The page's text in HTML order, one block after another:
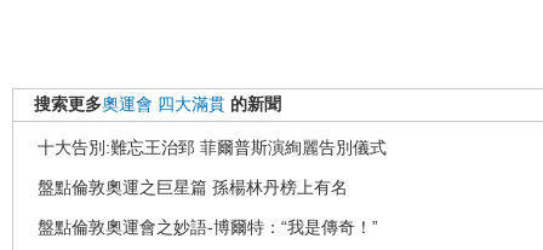
搜索更多奧運會 四大滿貫 的新聞
十大告別:難忘王治郅 菲爾普斯演絢麗告別儀式
盤點倫敦奧運之巨星篇 孫楊林丹榜上有名
盤點倫敦奧運會之妙語-博爾特：“我是傳奇！”